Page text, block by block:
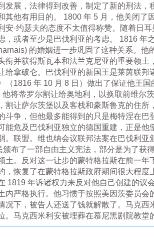
发展，法律得到改善，制定了新的刑法
其他有用目的。 1800 年 5 月，他关闭
安·约瑟夫的态度不太值得称赞。随着日
，或者至少是巴伐利亚的考虑。 1816 年
的婚姻进一步巩固了这种关系。
衔并获得斯瓦本和法兰克尼亚的重要领
给拿破仑。巴伐利亚的新国王是莱茵联
（1816 年 10 月 8 日）做出了保证他王
他将蒂罗尔割让给奥地利，以换取前维
割让萨尔茨堡以及客栈和豪斯鲁克的住
斗争，但他最多能得到的只是梅特涅在
能危及巴伐利亚独立的德国重建，正是
。联盟。维也纳会议联邦法案在巴伐利
颁布了一部自由主义宪法，部分是为了
土。反对这一让步的蒙特格拉斯在前一
，恢复了在蒙特格拉斯政府期间很大程
1819 年诉诸权力来反对他自己创建的议
内严格执行。他习惯于按照美因茨委员
况下，被告人还送了钱就解散了。马克
。马克西米利安被埋葬在慕尼黑剧院教堂